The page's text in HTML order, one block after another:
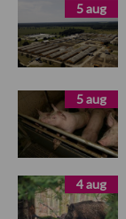
5 aug
5 aug
4 aug